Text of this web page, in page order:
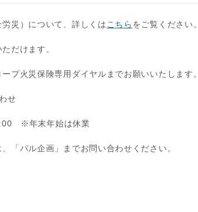
災）について、詳しくは こちら をご覧ください。
だけます。
プ火災保険専用ダイヤルまでお願いいたします。
せ
※年末年始は休業
「パル企画」までお問い合わせください。